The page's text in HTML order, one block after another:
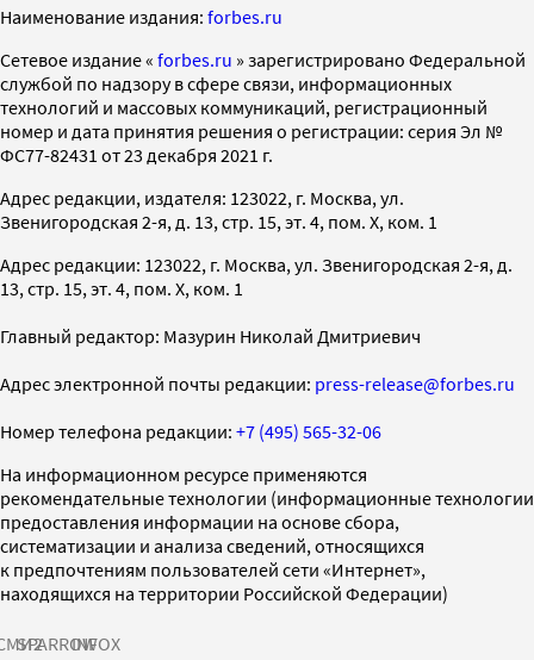
Наименование издания: forbes.ru
Cетевое издание « forbes.ru » зарегистрировано Федеральной
службой по надзору в сфере связи, информационных
технологий и массовых коммуникаций, регистрационный
номер и дата принятия решения о регистрации: серия Эл №
ФС77-82431 от 23 декабря 2021 г.
Адрес редакции, издателя: 123022, г. Москва, ул.
Звенигородская 2-я, д. 13, стр. 15, эт. 4, пом. X, ком. 1
Адрес редакции: 123022, г. Москва, ул. Звенигородская 2-я, д.
13, стр. 15, эт. 4, пом. X, ком. 1
Главный редактор: Мазурин Николай Дмитриевич
Адрес электронной почты редакции: press-release@forbes.ru
Номер телефона редакции: +7 (495) 565-32-06
На информационном ресурсе применяются
рекомендательные технологии (информационные технологии
предоставления информации на основе сбора,
систематизации и анализа сведений, относящихся
к предпочтениям пользователей сети «Интернет»,
находящихся на территории Российской Федерации)
SPARROWINFOX